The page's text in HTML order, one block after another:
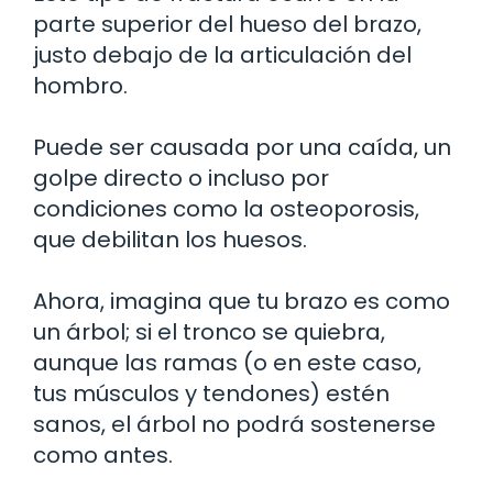
parte superior del hueso del brazo,
justo debajo de la articulación del
hombro.
Puede ser causada por una caída, un
golpe directo o incluso por
condiciones como la osteoporosis,
que debilitan los huesos.
Ahora, imagina que tu brazo es como
un árbol; si el tronco se quiebra,
aunque las ramas (o en este caso,
tus músculos y tendones) estén
sanos, el árbol no podrá sostenerse
como antes.